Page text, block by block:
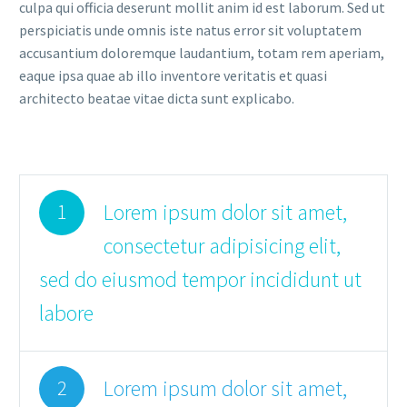
culpa qui officia deserunt mollit anim id est laborum. Sed ut
perspiciatis unde omnis iste natus error sit voluptatem
accusantium doloremque laudantium, totam rem aperiam,
eaque ipsa quae ab illo inventore veritatis et quasi
architecto beatae vitae dicta sunt explicabo.
1
Lorem ipsum dolor sit amet,
consectetur adipisicing elit,
sed do eiusmod tempor incididunt ut
labore
2 Lorem ipsum dolor sit amet,